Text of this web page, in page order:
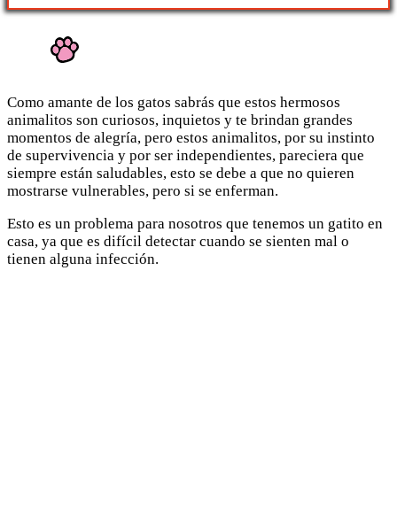
Como amante de los gatos sabrás que estos hermosos
animalitos son curiosos, inquietos y te brindan grandes
momentos de alegría, pero estos animalitos, por su instinto
de supervivencia y por ser independientes, pareciera que
siempre están saludables, esto se debe a que no quieren
mostrarse vulnerables, pero si se enferman.
Esto es un problema para nosotros que tenemos un gatito en
casa, ya que es difícil detectar cuando se sienten mal o
tienen alguna infección.